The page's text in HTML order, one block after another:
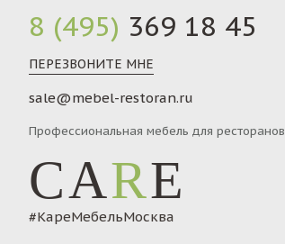
8 (495) 369 18 45
ПЕРЕЗВОНИТЕ МНЕ
sale@mebel-restoran.ru
Профессиональная мебель для ресторанов
CARE
#КареМебельМосква